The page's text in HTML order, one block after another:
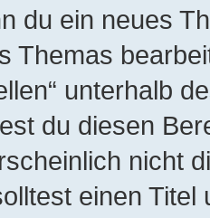
du ein neues
Themas
unterhalb
du diesen
nicht
einen